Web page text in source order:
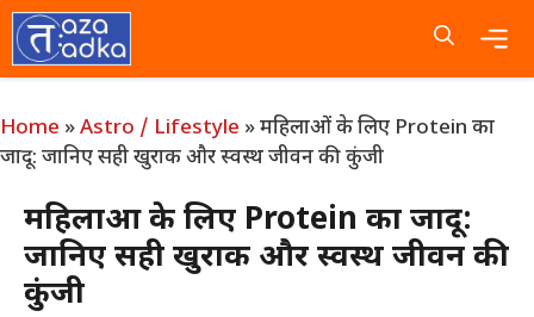
Skip
to
content
Home »Astro / Lifestyle »महिलाओं के लिए Protein का
जादू: जानिए सही खुराक और स्वस्थ जीवन की कुंजी
महिलाओं के लिए Protein का जादू:
जानिए सही खुराक और स्वस्थ जीवन की
कुंजी